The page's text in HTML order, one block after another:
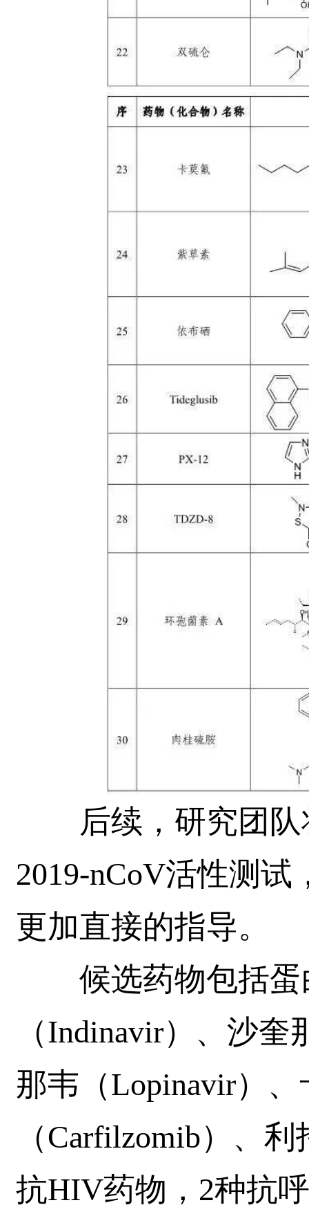
后续，研究团队
2019-nCoV活性测
更加直接的指导。
候选药物包括蛋
（Indinavir）、沙
那韦（Lopinavir）
（Carfilzomib）、
抗HIV药物，2种抗